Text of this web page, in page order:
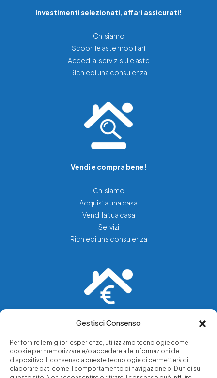
Gestisci Consenso
Per fornire le migliori esperienze, utilizziamo tecnologie come i
cookie per memorizzare e/o accedere alle informazioni del
dispositivo. Il consenso a queste tecnologie ci permetterà di
elaborare dati come il comportamento di navigazione o ID unici su
Investimenti selezionati, affari assicurati!
Chi siamo
Scopri le aste mobiliari
Accedi ai servizi sulle aste
Richiedi una consulenza
Vendi e compra bene!
Chi siamo
Acquista una casa
Vendi la tua casa
Servizi
Richiedi una consulenza
Chi siamo
Servizi di tutela legale